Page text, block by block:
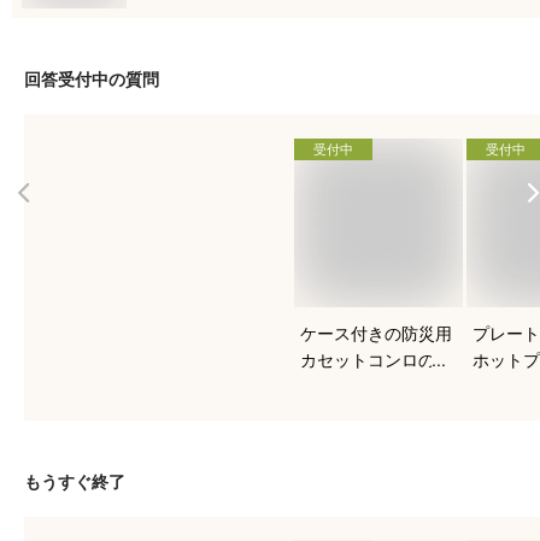
回答受付中の質問
受付中
ケース付きの防災用
カセットコンロのお
受付中
プレー
ホット
もうすぐ終了